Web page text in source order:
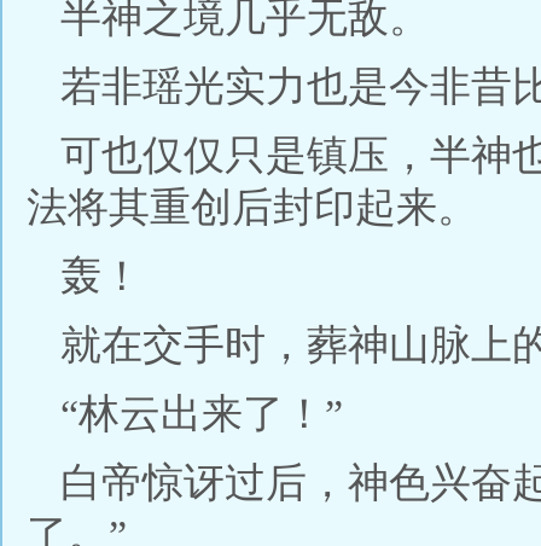
半神之境几乎无敌。
若非瑶光实力也是今非昔
可也仅仅只是镇压，半神
法将其重创后封印起来。
轰！
就在交手时，葬神山脉上
“林云出来了！”
白帝惊讶过后，神色兴奋
了。”